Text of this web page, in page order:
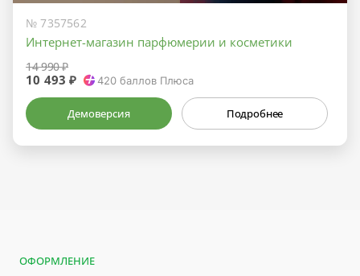
№ 7357562
Интернет-магазин парфюмерии и косметики
14 990 ₽
10 493 ₽ 420баллов Плюса
Демоверсия Подробнее
ОФОРМЛЕНИЕ